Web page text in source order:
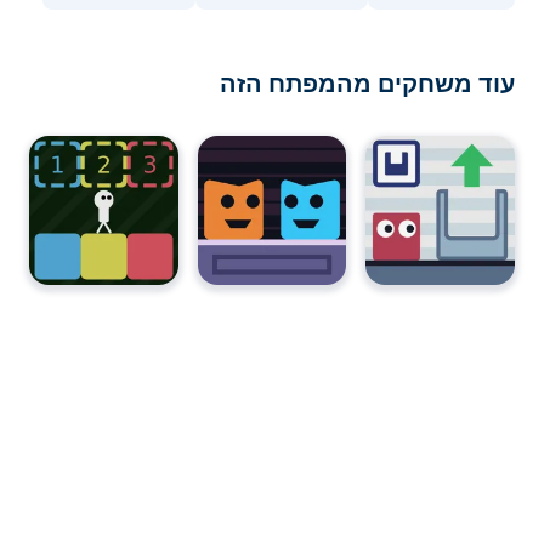
עוד משחקים מהמפתח הזה